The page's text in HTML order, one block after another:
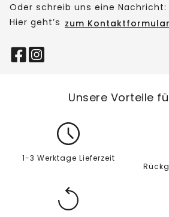
Oder schreib uns eine Nachricht:
Hier geht’s zum Kontaktformular
Unsere Vorteile
1-3 Werktage Lieferzeit